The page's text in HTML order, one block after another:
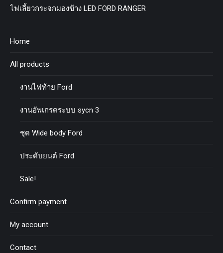
ไฟเลี้ยวกระจกมองข้าง LED FORD RANGER
Home
All products
งานไฟท้าย Ford
งานอัพเกรดระบบ sycn 3
ชุด Wide body Ford
ประดับยนต์ Ford
Sale!
Confirm payment
My account
Contact